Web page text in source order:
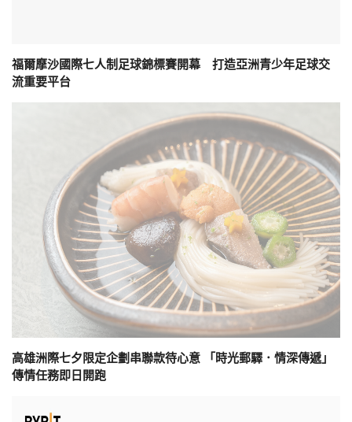
福爾摩沙國際七人制足球錦標賽開幕 打造亞洲青少年足球交
流重要平台
高雄洲際七夕限定企劃串聯款待心意 「時光郵驛．情深傳遞」
傳情任務即日開跑